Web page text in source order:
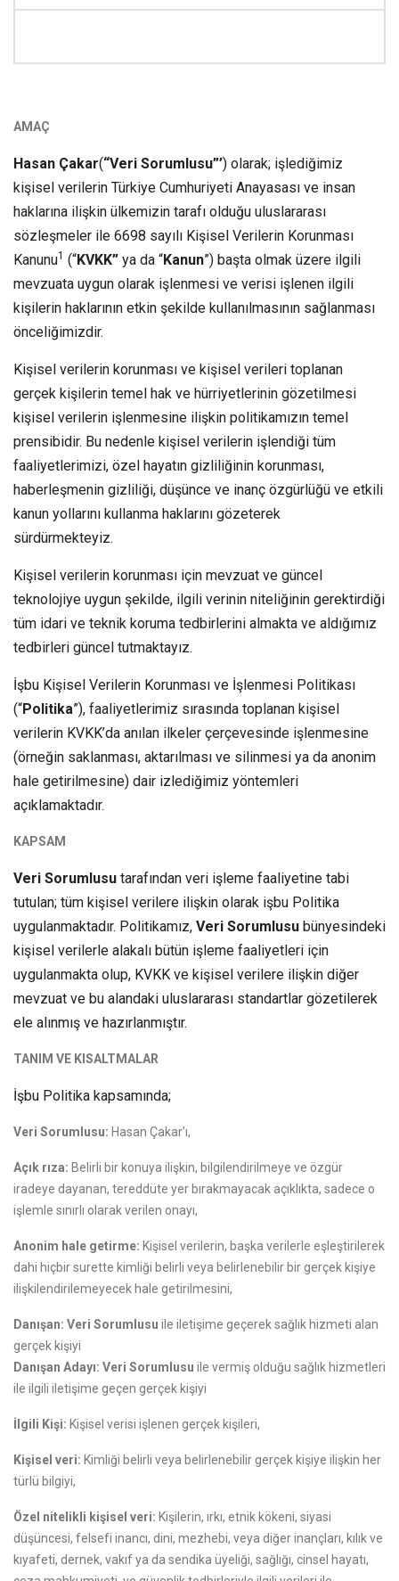
AMAÇ
Hasan Çakar(“Veri Sorumlusu”’) olarak; işlediğimiz
kişisel verilerin Türkiye Cumhuriyeti Anayasası ve insan
haklarına ilişkin ülkemizin tarafı olduğu uluslararası
sözleşmeler ile 6698 sayılı Kişisel Verilerin Korunması
Kanunu1 (“KVKK” ya da “Kanun”) başta olmak üzere ilgili
mevzuata uygun olarak işlenmesi ve verisi işlenen ilgili
kişilerin haklarının etkin şekilde kullanılmasının sağlanması
önceliğimizdir.
Kişisel verilerin korunması ve kişisel verileri toplanan
gerçek kişilerin temel hak ve hürriyetlerinin gözetilmesi
kişisel verilerin işlenmesine ilişkin politikamızın temel
prensibidir. Bu nedenle kişisel verilerin işlendiği tüm
faaliyetlerimizi, özel hayatın gizliliğinin korunması,
haberleşmenin gizliliği, düşünce ve inanç özgürlüğü ve etkili
kanun yollarını kullanma haklarını gözeterek
sürdürmekteyiz.
Kişisel verilerin korunması için mevzuat ve güncel
teknolojiye uygun şekilde, ilgili verinin niteliğinin gerektirdiği
tüm idari ve teknik koruma tedbirlerini almakta ve aldığımız
tedbirleri güncel tutmaktayız.
İşbu Kişisel Verilerin Korunması ve İşlenmesi Politikası
(“Politika”), faaliyetlerimiz sırasında toplanan kişisel
verilerin KVKK’da anılan ilkeler çerçevesinde işlenmesine
(örneğin saklanması, aktarılması ve silinmesi ya da anonim
hale getirilmesine) dair izlediğimiz yöntemleri
açıklamaktadır.
KAPSAM
Veri Sorumlusu tarafından veri işleme faaliyetine tabi
tutulan; tüm kişisel verilere ilişkin olarak işbu Politika
uygulanmaktadır. Politikamız, Veri Sorumlusu bünyesindeki
kişisel verilerle alakalı bütün işleme faaliyetleri için
uygulanmakta olup, KVKK ve kişisel verilere ilişkin diğer
mevzuat ve bu alandaki uluslararası standartlar gözetilerek
ele alınmış ve hazırlanmıştır.
TANIM VE KISALTMALAR
İşbu Politika kapsamında;
Veri Sorumlusu: Hasan Çakar’ı,
Açık rıza: Belirli bir konuya ilişkin, bilgilendirilmeye ve özgür
iradeye dayanan, tereddüte yer bırakmayacak açıklıkta, sadece o
işlemle sınırlı olarak verilen onayı,
Anonim hale getirme: Kişisel verilerin, başka verilerle eşleştirilerek
dahi hiçbir surette kimliği belirli veya belirlenebilir bir gerçek kişiye
ilişkilendirilemeyecek hale getirilmesini,
Danışan: Veri Sorumlusu ile iletişime geçerek sağlık hizmeti alan
gerçek kişiyi
Danışan Adayı: Veri Sorumlusu ile vermiş olduğu sağlık hizmetleri
ile ilgili iletişime geçen gerçek kişiyi
İlgili Kişi: Kişisel verisi işlenen gerçek kişileri,
Kişisel veri: Kimliği belirli veya belirlenebilir gerçek kişiye ilişkin her
türlü bilgiyi,
Özel nitelikli kişisel veri: Kişilerin, ırkı, etnik kökeni, siyasi
düşüncesi, felsefi inancı, dini, mezhebi, veya diğer inançları, kılık ve
kıyafeti, dernek, vakıf ya da sendika üyeliği, sağlığı, cinsel hayatı,